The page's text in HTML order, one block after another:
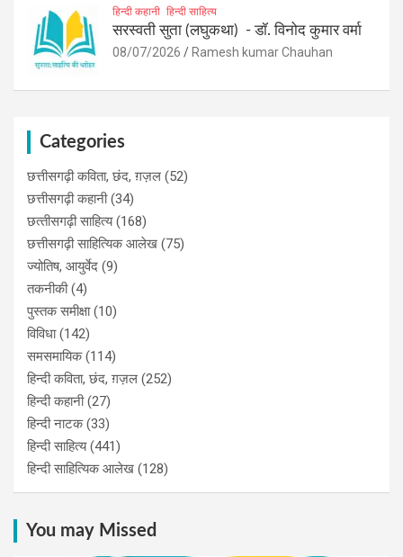
हिन्दी कहानी हिन्दी साहित्य
सरस्वती सुता (लघुकथा) ​- डॉ. विनोद कुमार वर्मा
08/07/2026 Ramesh kumar Chauhan
Categories
छत्तीसगढ़ी कविता, छंद, ग़ज़ल (52)
छत्तीसगढ़ी कहानी(34)
छत्‍तीसगढ़ी साहित्‍य(168)
छत्तीसगढ़ी साहित्यिक आलेख (75)
ज्योतिष, आयुर्वेद (9)
तकनीकी(4)
पुस्‍तक समीक्षा(10)
विविधा(142)
समसमायिक(114)
हिन्दी कविता, छंद, ग़ज़ल (252)
हिन्दी कहानी(27)
हिन्‍दी नाटक(33)
हिन्दी साहित्य(441)
हिन्दी साहित्यिक आलेख (128)
You may Missed